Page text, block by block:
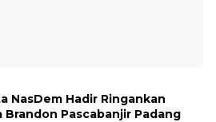
NasDem Hadir Ringankan
Brandon Pascabanjir Padang